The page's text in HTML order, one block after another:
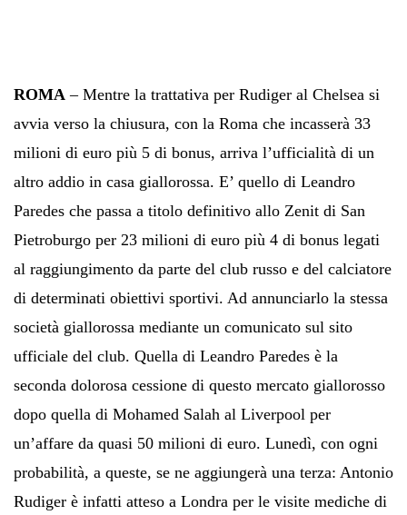
ROMA – Mentre la trattativa per Rudiger al Chelsea si
avvia verso la chiusura, con la Roma che incasserà 33
milioni di euro più 5 di bonus, arriva l’ufficialità di un
altro addio in casa giallorossa. E’ quello di Leandro
Paredes che passa a titolo definitivo allo Zenit di San
Pietroburgo per 23 milioni di euro più 4 di bonus legati
al raggiungimento da parte del club russo e del calciatore
di determinati obiettivi sportivi. Ad annunciarlo la stessa
società giallorossa mediante un comunicato sul sito
ufficiale del club. Quella di Leandro Paredes è la
seconda dolorosa cessione di questo mercato giallorosso
dopo quella di Mohamed Salah al Liverpool per
un’affare da quasi 50 milioni di euro. Lunedì, con ogni
probabilità, a queste, se ne aggiungerà una terza: Antonio
Rudiger è infatti atteso a Londra per le visite mediche di